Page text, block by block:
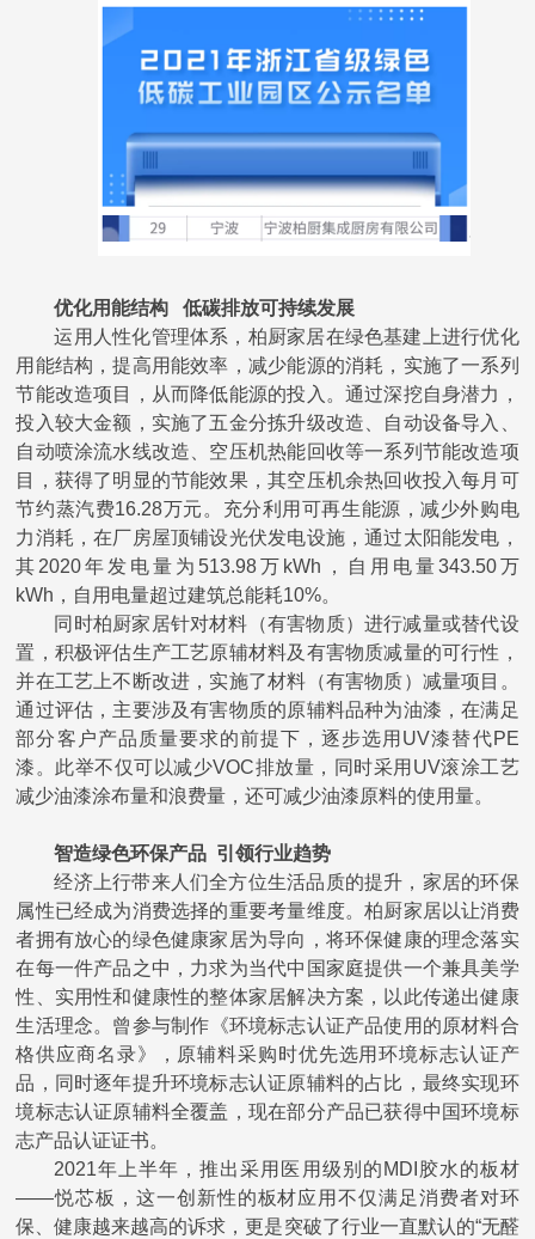
优化用能结构
低碳排放可持续发展
运用人性化管理体系，柏厨家居在绿色基建上进行优化
用能结构，提高用能效率，减少能源的消耗，实施了一系列
节能改造项目，从而降低能源的投入。通过深挖自身潜力，
投入较大金额，实施了五金分拣升级改造、自动设备导入、
自动喷涂流水线改造、空压机热能回收等一系列节能改造项
目，获得了明显的节能效果，其空压机余热回收投入每月可
节约蒸汽费16.28万元。充分利用可再生能源，减少外购电
力消耗，在厂房屋顶铺设光伏发电设施，通过太阳能发电，
其2020年发电量为513.98万kWh，自用电量343.50万
kWh，自用电量超过建筑总能耗10%。
同时柏厨家居针对材料（有害物质）进行减量或替代设
置，积极评估生产工艺原辅材料及有害物质减量的可行性，
并在工艺上不断改进，实施了材料（有害物质）减量项目。
通过评估，主要涉及有害物质的原辅料品种为油漆，在满足
部分客户产品质量要求的前提下，逐步选用 UV漆替代PE
漆。此举不仅可以减少VOC排放量，同时采用UV滚涂工艺
减少油漆涂布量和浪费量，还可减少油漆原料的使用量。
智造绿色环保产品 引领行业趋势
经济上行带来人们全方位生活品质的提升，家居的环保
属性已经成为消费选择的重要考量维度。柏厨家居以让消费
者拥有放心的绿色健康家居为导向，将环保健康的理念落实
在每一件产品之中，力求为当代中国家庭提供一个兼具美学
性、实用性和健康性的整体家居解决方案，以此传递出健康
生活理念。 曾参与制作《环境标志认证产品使用的原材料合
格供应商名录》，原辅料采购时优先选用环境标志认证产
品，同时逐年提升环境标志认证原辅料的占比，最终实现环
境标志认证原辅料全覆盖，现在部分产品已获得中国环境标
志产品认证证书。
2021年上半年，推出采用医用级别的 MDI胶水的板材
——悦芯板，这一创新性的板材应用不仅满足消费者对环
保、健康越来越高的诉求，更是突破了行业一直默认的“无醛